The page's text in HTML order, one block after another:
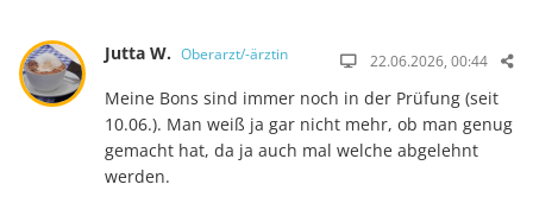
Jutta W. Oberarzt/-ärztin 22.06.2026, 00:44
Meine Bons sind immer noch in der Prüfung (seit
10.06.). Man weiß ja gar nicht mehr, ob man genug
gemacht hat, da ja auch mal welche abgelehnt
werden.